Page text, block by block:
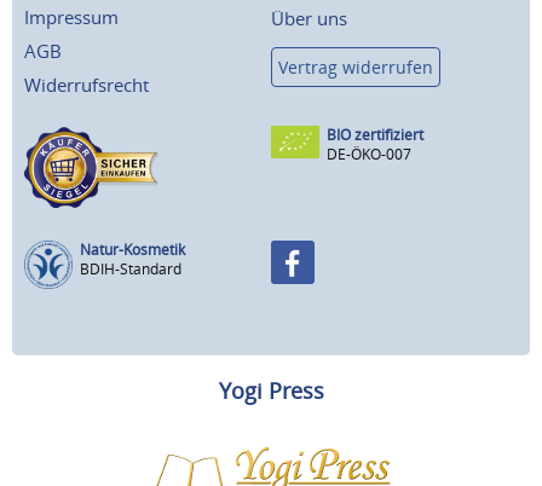
Impressum
AGB
Widerrufsrecht
Über uns
Vertrag widerrufen
BIO zertifiziert
DE-ÖKO-007
Natur-Kosmetik
BDIH-Standard
Yogi Press